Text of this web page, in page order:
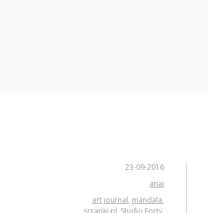
23-09-2016
anai
art journal, mandala,
scrapki.pl, Studio Forty,